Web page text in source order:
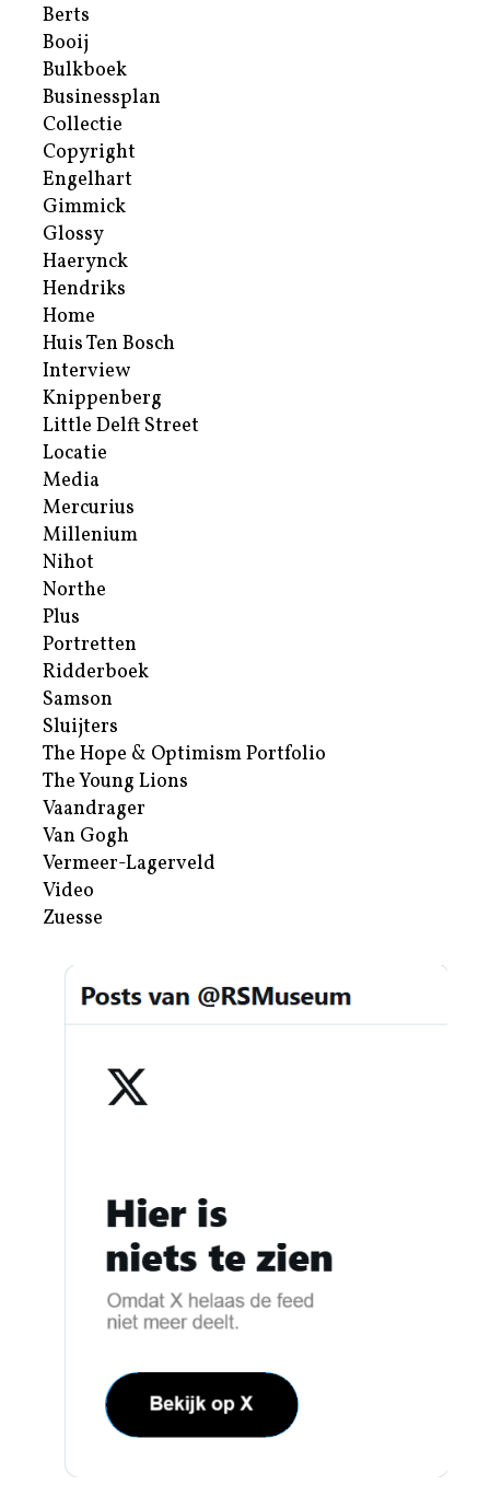
Berts
Booij
Bulkboek
Businessplan
Collectie
Copyright
Engelhart
Gimmick
Glossy
Haerynck
Hendriks
Home
Huis Ten Bosch
Interview
Knippenberg
Little Delft Street
Locatie
Media
Mercurius
Millenium
Nihot
Northe
Plus
Portretten
Ridderboek
Samson
Sluijters
The Hope & Optimism Portfolio
The Young Lions
Vaandrager
Van Gogh
Vermeer-Lagerveld
Video
Zuesse